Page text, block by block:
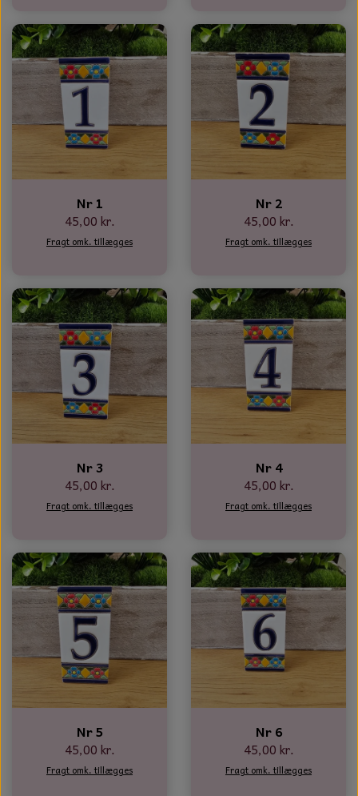
Nr 1
45,00 kr.
Fragt omk. tillægges
Nr 2
45,00 kr.
Fragt omk. tillægges
Nr 3
45,00 kr.
Fragt omk. tillægges
Nr 4
45,00 kr.
Fragt omk. tillægges
Nr 5
45,00 kr.
Fragt omk. tillægges
Nr 6
45,00 kr.
Fragt omk. tillægges